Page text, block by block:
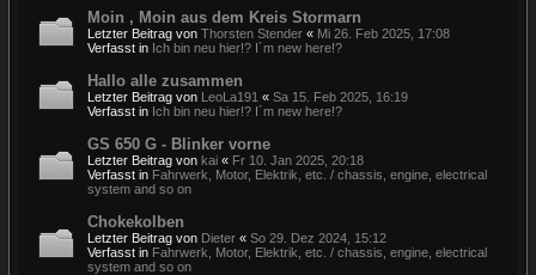
Moin , Moin aus dem Kreis Stormarn
Letzter Beitrag von Thorsten Stender « Mi 26. Feb 2025, 17:08
Verfasst in Ich bin neu hier!? I´m new here!?
Hallo alle zusammen
Letzter Beitrag von LeoLa191 « Sa 15. Feb 2025, 16:19
Verfasst in Ich bin neu hier!? I´m new here!?
GS 650 G - Blinker vorne
Letzter Beitrag von kai « Fr 10. Jan 2025, 20:18
Verfasst in Fahrwerk, Motor, Elektrik, etc. / chassis, engine, electrical
system and so on
Chokekolben
Letzter Beitrag von Dieter « So 29. Dez 2024, 15:12
Verfasst in Fahrwerk, Motor, Elektrik, etc. / chassis, engine, electrical
system and so on